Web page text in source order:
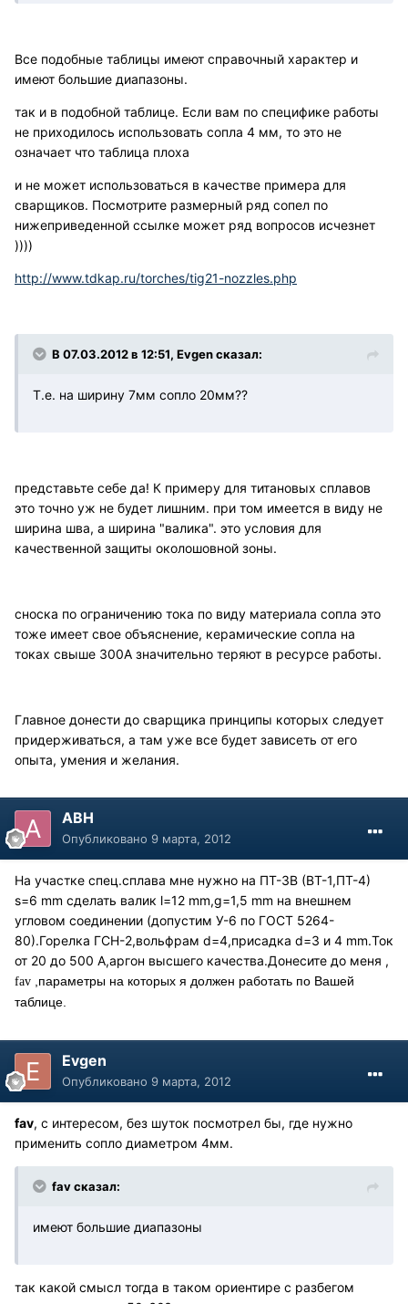
Все подобные таблицы имеют справочный характер и
имеют большие диапазоны.
так и в подобной таблице. Если вам по специфике работы
не приходилось использовать сопла 4 мм, то это не
означает что таблица плоха
и не может использоваться в качестве примера для
сварщиков. Посмотрите размерный ряд сопел по
нижеприведенной ссылке может ряд вопросов исчезнет
))))
http://www.tdkap.ru/torches/tig21-nozzles.php
В 07.03.2012 в 12:51, Evgen сказал:
Т.е. на ширину 7мм сопло 20мм??
представьте себе да! К примеру для титановых сплавов
это точно уж не будет лишним. при том имеется в виду не
ширина шва, а ширина "валика". это условия для
качественной защиты околошовной зоны.
сноска по ограничению тока по виду материала сопла это
тоже имеет свое объяснение, керамические сопла на
токах свыше 300А значительно теряют в ресурсе работы.
Главное донести до сварщика принципы которых следует
придерживаться, а там уже все будет зависеть от его
опыта, умения и желания.
АВН
Опубликовано 9 марта, 2012
На участке спец.сплава мне нужно на ПТ-3В (ВТ-1,ПТ-4)
s=6 mm сделать валик l=12 mm,g=1,5 mm на внешнем
угловом соединении (допустим У-6 по ГОСТ 5264-
80).Горелка ГСН-2,вольфрам d=4,присадка d=3 и 4 mm.Ток
от 20 до 500 А,аргон высшего качества.Донесите до меня ,
fav ,параметры на которых я должен работать по Вашей
таблице.
Evgen
Опубликовано 9 марта, 2012
fav, с интересом, без шуток посмотрел бы, где нужно
применить сопло диаметром 4мм.
fav сказал:
имеют большие диапазоны
так какой смысл тогда в таком ориентире с разбегом